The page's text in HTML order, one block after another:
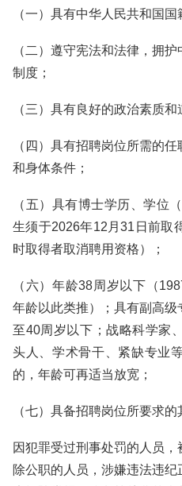
（一）具有中华人民共和国国
（二）遵守宪法和法律，拥
制度；
（三）具有良好的政治素质和
（四）具有招聘岗位所需的
和身体条件；
（五）具有博士学历、学位
生须于2026年12月31日前取
时取得者取消聘用资格）；
（六）年龄38周岁以下（
年龄以此类推）；具有副高
至40周岁以下；战略科学家
头人、学术骨干、紧缺专业
的，年龄可再适当放宽；
（七）具备招聘岗位所要求的
因犯罪受过刑事处罚的人员
除公职的人员，涉嫌违法违